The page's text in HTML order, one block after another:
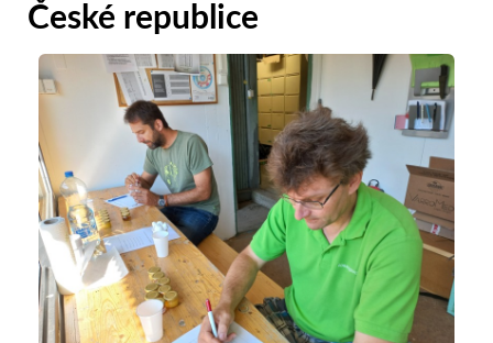
České republice